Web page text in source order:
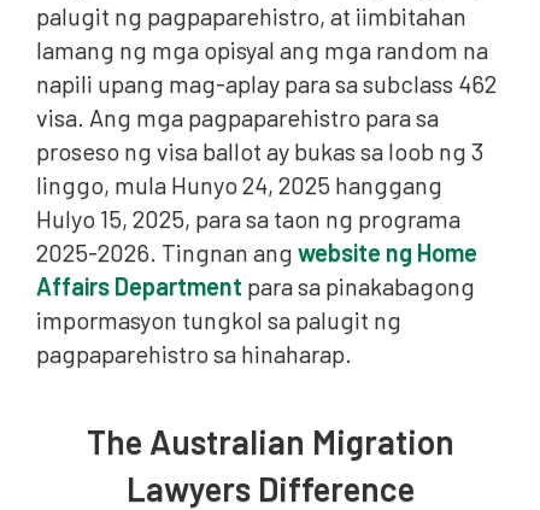
palugit ng pagpaparehistro, at iimbitahan
lamang ng mga opisyal ang mga random na
napili upang mag-aplay para sa subclass 462
visa. Ang mga pagpaparehistro para sa
proseso ng visa ballot ay bukas sa loob ng 3
linggo, mula Hunyo 24, 2025 hanggang
Hulyo 15, 2025, para sa taon ng programa
2025-2026. Tingnan ang website ng Home
Affairs Department para sa pinakabagong
impormasyon tungkol sa palugit ng
pagpaparehistro sa hinaharap.
The Australian Migration
Lawyers Difference